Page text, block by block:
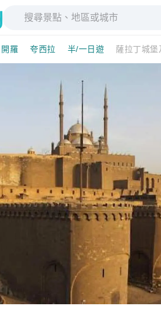
開羅 夸西拉 半/一日遊 薩拉丁城堡